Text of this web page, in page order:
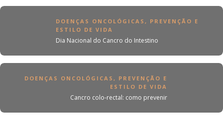
DOENÇAS ONCOLÓGICAS , PREVENÇÃO E
ESTILO DE VIDA
Dia Nacional do Cancro do Intestino
DOENÇAS ONCOLÓGICAS , PREVENÇÃO E
ESTILO DE VIDA
Cancro colo-rectal: como prevenir